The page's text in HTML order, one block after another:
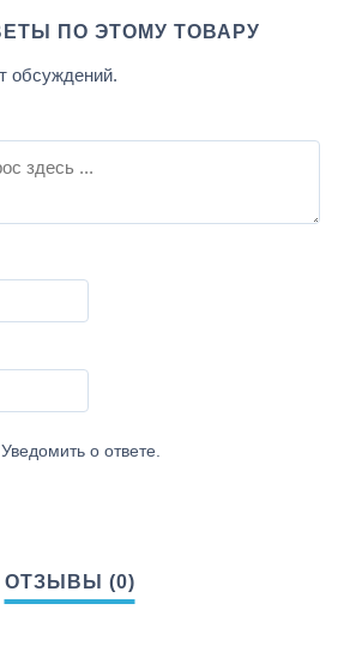
ПО ЭТОМУ ТОВАРУ
обсуждений.
Уведомить о ответе.